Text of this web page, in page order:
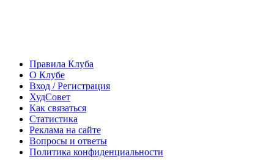
Правила Клуба
О Клубе
Вход / Регистрация
ХудСовет
Как связаться
Статистика
Реклама на сайте
Вопросы и ответы
Политика конфиденциальности